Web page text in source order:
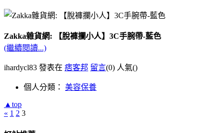
Zakka雜貨網: 【脫褲攔小人】3C手腕帶-藍色
(繼續閱讀...)
ihardycl83 發表在 痞客邦 留言(0) 人氣()
個人分類： 美容保養
▲top
« 1 2 3